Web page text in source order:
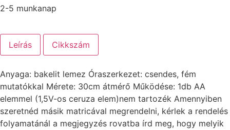
2-5 munkanap
Leírás Cikkszám
Anyaga: bakelit lemez Óraszerkezet: csendes, fém
mutatókkal Mérete: 30cm átmérő Működése: 1db AA
elemmel (1,5V-os ceruza elem)nem tartozék Amennyiben
szeretnéd másik matricával megrendelni, kérlek a rendelés
folyamatánál a megjegyzés rovatba írd meg, hogy melyik